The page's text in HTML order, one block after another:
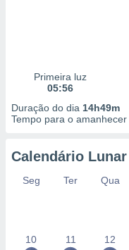
Primeira luz
05:56
Duração do dia 14h49m
Tempo para o amanhecer
Calendário Lunar
Seg Ter Qua
10 11 12